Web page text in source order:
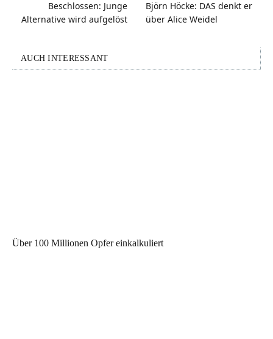
Beschlossen: Junge
Alternative wird aufgelöst
Björn Höcke: DAS denkt er
über Alice Weidel
AUCH INTERESSANT
Über 100 Millionen Opfer einkalkuliert